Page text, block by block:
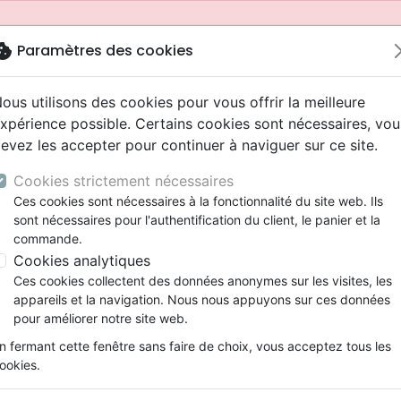
Nouveautés
Testaments
Etude biblique
Segond
Darby
Bandes dessinées
Souffrance, Relation d'aide
Ethique, société, politique
ans
Adolescents, jeunes
Latino, Folk
Soul
Rap, Hip-hop
Louange, Adoration
Pop, Rock
animés
conférences
Films, fiction
Jeux
Papeterie
depuis votre pays (United States).
Face au cancer
Paramètres des cookies
utilisons des cookies pour vous offrir la meilleure
possible. Certains cookies sont nécessaires,
les accepter pour continuer à naviguer sur ce site.
Cookies strictement nécessaires
Ces cookies sont nécessaires à la fonctionnalité du site web. Ils
sont nécessaires pour l'authentification du client, le panier et la
commande.
Cookies analytiques
Ces cookies collectent des données anonymes sur les visites, les
appareils et la navigation. Nous nous appuyons sur ces données
pour améliorer notre site web.
fermant cette fenêtre sans faire de choix, vous acceptez tous les